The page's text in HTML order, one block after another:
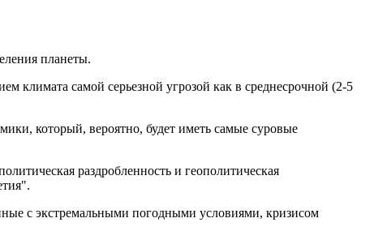
планеты.
климата самой серьезной угрозой как в среднесрочной (2-5
который, вероятно, будет иметь самые суровые
раздробленность и геополитическая
с экстремальными погодными условиями, кризисом